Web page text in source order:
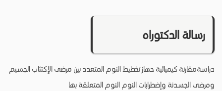
رسالة الدكتوراه
دراسةمقارنة كيميائية حهاز تخطيط النوم المتعدد بين مرضى الإكتئاب الجسيم
ومرضى الجسدنة وإضطرابات النوم النوم المتعلقة بها